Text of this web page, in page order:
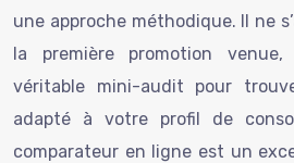
une approche méthodique. Il ne
la première promotion
véritable mini-audit pour
adapté à votre profil de
comparateur en ligne est un